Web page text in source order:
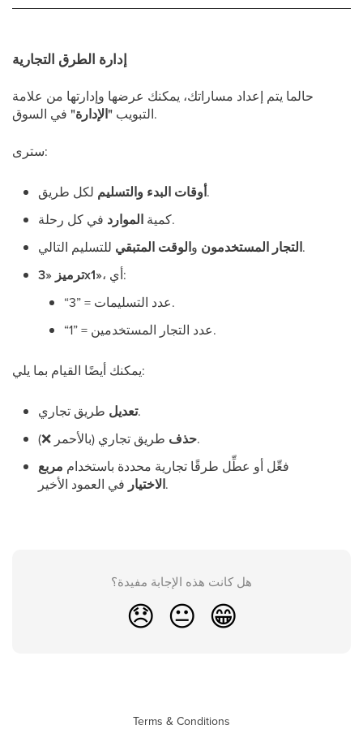
إدارة الطرق التجارية
حالما يتم إعداد مساراتك، يمكنك عرضها وإدارتها من علامة
التبويب "الإدارة" في السوق.
سترى:
أوقات البدء والتسليملكل طريق.
كمية الموارد في كل رحلة.
التجار المستخدمون والوقت المتبقي للتسليم التالي.
ترميز «3x1»
، أي:
“3” = عدد التسليمات.
“1” = عدد التجار المستخدمين.
يمكنك أيضًا القيام بما يلي:
تعديلطريق تجاري.
حذف طريق تجاري (بالأحمر ❌
).
فعِّل أو عطِّل طرقًا تجارية محددة باستخدام مربع
الاختيارفي العمود الأخير.
هل كانت هذه الإجابة مفيدة؟
😞 😐 😁
Terms & Conditions